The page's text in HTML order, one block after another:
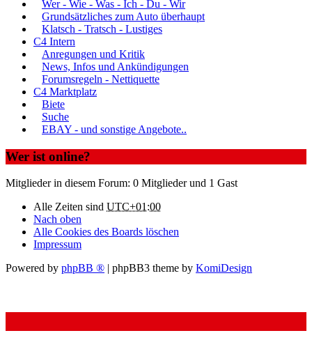
Wer - Wie - Was - Ich - Du - Wir
Grundsätzliches zum Auto überhaupt
Klatsch - Tratsch - Lustiges
C4 Intern
Anregungen und Kritik
News, Infos und Ankündigungen
Forumsregeln - Nettiquette
C4 Marktplatz
Biete
Suche
EBAY - und sonstige Angebote..
Wer ist online?
Mitglieder in diesem Forum: 0 Mitglieder und 1 Gast
Alle Zeiten sind UTC+01:00
Nach oben
Alle Cookies des Boards löschen
Impressum
Powered by phpBB ® | phpBB3 theme by KomiDesign